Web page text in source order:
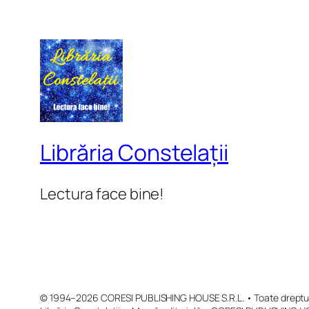
Librăria Constelații
Lectura face bine!
© 1994–2026 CORESI PUBLISHING HOUSE S.R.L. • Toate